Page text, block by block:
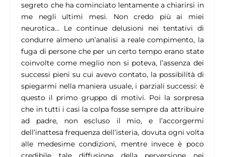
segreto che ha cominciato lentamente a chiarirsi in
me negli ultimi mesi. Non credo più ai miei
neurotica… Le continue delusioni nei tentativi di
condurre almeno un’analisi a reale compimento, la
fuga di persone che per un certo tempo erano state
coinvolte come meglio non si poteva, l’assenza dei
successi pieni su cui avevo contato, la possibilità di
spiegarmi nella maniera usuale, i parziali successi: è
questo il primo gruppo di motivi. Poi la sorpresa
che in tutti i casi la colpa fosse sempre da attribuire
ad padre, non escluso il mio, e l’accorgermi
dell’inattesa frequenza dell’isteria, dovuta ogni volta
alle medesime condizioni, mentre invece è poco